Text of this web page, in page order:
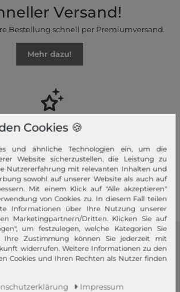
Versand!
Bestellung schnell per Premiumversand.
Mehr dazu!
Ihre Vorteile
Auswahl, faire Preise, Freundlicher &
schneller Service
Mehr dazu!
Cookies 🍪
und ähnliche Technologien ein, um die
Website sicherzustellen, die Leistung zu
Nutzererfahrung mit relevanten Inhalten und
sowohl auf unserer Website als auch auf
Mit einem Klick auf "Alle akzeptieren"
von Cookies zu. In diesem Fall teilen
Informationen über Ihre Nutzung unserer
Marketingpartnern/Dritten. Klicken Sie auf
um festzulegen, welche Kategorien Sie
Ihre Zustimmung können Sie jederzeit mit
widerrufen. Weitere Informationen zu den
Cookies und Ihren Rechten als Nutzer finden
Impressum